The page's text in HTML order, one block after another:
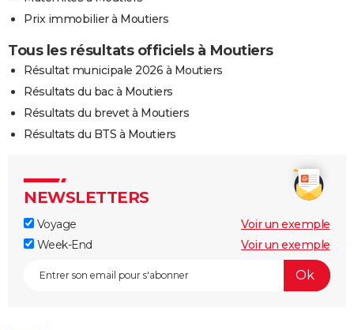
Prix immobilier à Moutiers
Tous les résultats officiels à Moutiers
Résultat municipale 2026 à Moutiers
Résultats du bac à Moutiers
Résultats du brevet à Moutiers
Résultats du BTS à Moutiers
NEWSLETTERS
Voyage
Voir un exemple
Week-End
Voir un exemple